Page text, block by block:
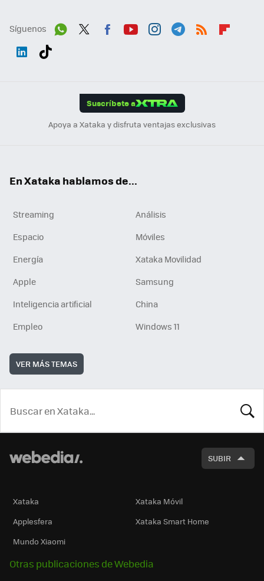
Síguenos
Suscríbete a
Apoya a Xataka y disfruta ventajas exclusivas
En Xataka hablamos de...
Streaming
Análisis
Espacio
Móviles
Energía
Xataka Movilidad
Apple
Samsung
Inteligencia artificial
China
Empleo
Windows 11
VER MÁS TEMAS
SUBIR
Xataka
Xataka Móvil
Applesfera
Xataka Smart Home
Mundo Xiaomi
Otras publicaciones de Webedia